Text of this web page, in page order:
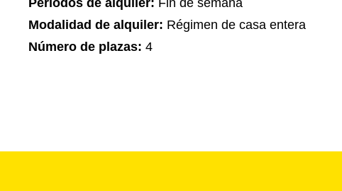
Periodos de alquiler: Fin de semana
Modalidad de alquiler: Régimen de casa entera
Número de plazas: 4